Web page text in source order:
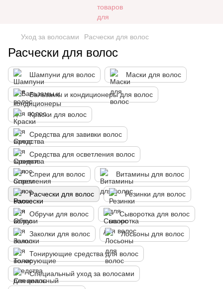
Уход за волосами Расчески для волос
Расчески для волос
Шампуни для волос Маски для волос
Бальзамы и кондиционеры для волос
Краски для волос
Средства для завивки волос
Средства для осветления волос
Спреи для волос Витамины для волос
Расчески для волос Резинки для волос
Обручи для волос Сыворотка для волос
Заколки для волос Лосьоны для волос
Тонирующие средства для волос
Специальный уход за волосами